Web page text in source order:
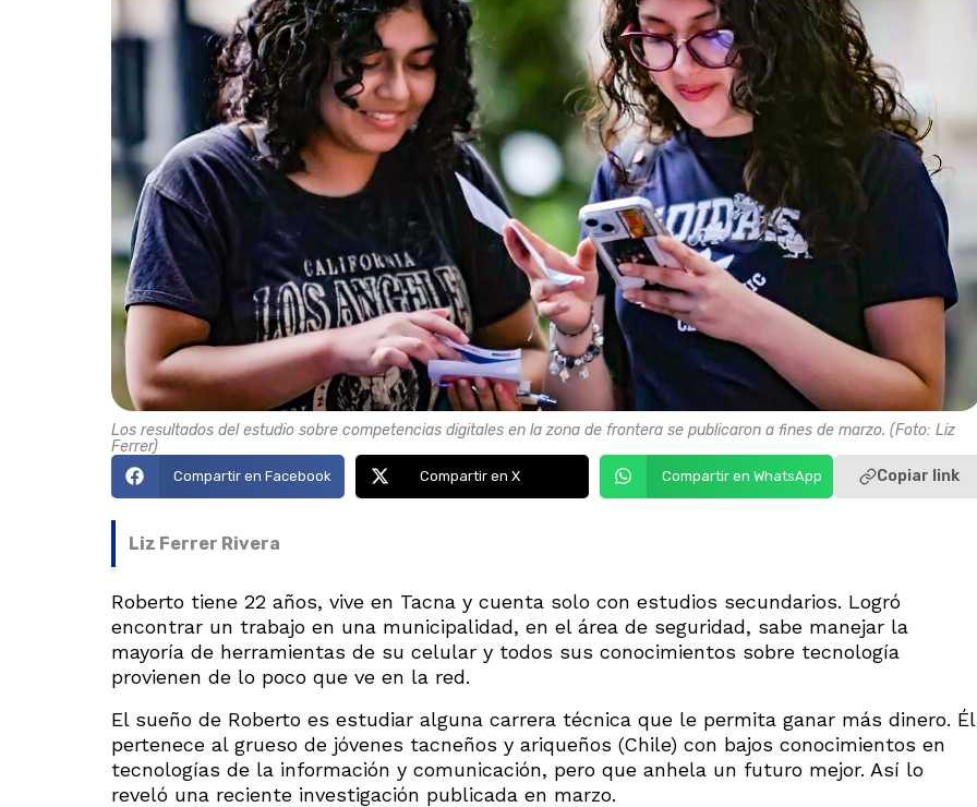
Los resultados del estudio sobre competencias digitales en la zona de frontera se publicaron a fines de marzo. (Foto: Liz
Ferrer)
Compartir en Facebook Compartir en X Compartir en WhatsApp Copiar link
Liz Ferrer Rivera
Roberto tiene 22 años, vive en Tacna y cuenta solo con estudios secundarios. Logró
encontrar un trabajo en una municipalidad, en el área de seguridad, sabe manejar la
mayoría de herramientas de su celular y todos sus conocimientos sobre tecnología
provienen de lo poco que ve en la red.
El sueño de Roberto es estudiar alguna carrera técnica que le permita ganar más dinero. Él
pertenece al grueso de jóvenes tacneños y ariqueños (Chile) con bajos conocimientos en
tecnologías de la información y comunicación, pero que anhela un futuro mejor. Así lo
reveló una reciente investigación publicada en marzo.